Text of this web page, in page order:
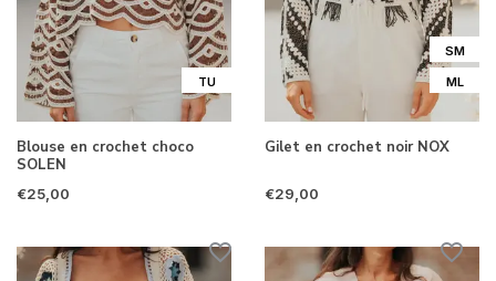
TU
Blouse en crochet choco
SOLEN
€25,00
SM
ML
Gilet en crochet noir NOX
€29,00